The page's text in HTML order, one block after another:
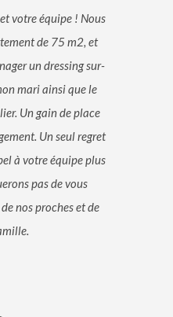
votre équipe ! Nous
de 75 m2, et
un dressing sur-
mari ainsi que le
Un gain de place
Un seul regret
à votre équipe plus
pas de vous
nos proches et de